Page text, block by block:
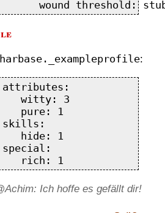
:
attributes:
   witty: 3
   pure: 1
skills:
   hide: 1
special:
Ich hoffe es gefällt dir!